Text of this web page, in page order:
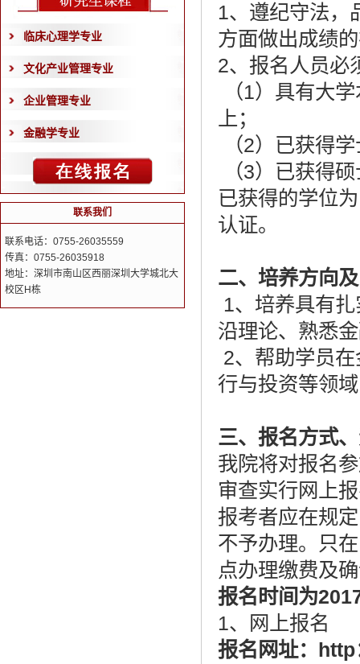
临床心理学专业
文化产业管理专业
企业管理专业
金融学专业
联系我们
联系电话：0755-26035559
传真：0755-26035918
地址：深圳市南山区西丽深圳大学城北大
校区H栋
1、遵纪守法，
方面做出成绩
2、报名人员必
（1）具有大
上；
（2）已获得
（3）已获得
已获得的学位
认证。
二、培养方向
1、培养具有
沿理论、熟悉
2、帮助学员
行与投资等领
三、报名方式
我院将对报名
审查实行网上
报考者应在规
不予办理。只
点办理缴费及
报名时间为
1、网上报名
报名网址：